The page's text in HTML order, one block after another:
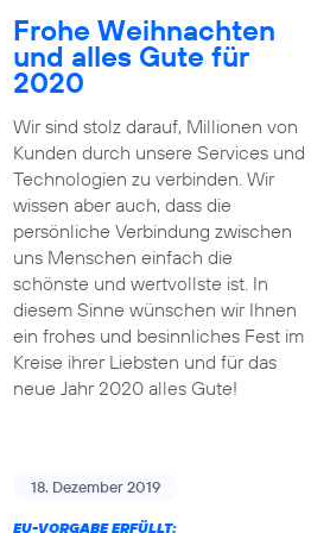
Frohe Weihnachten
und alles Gute für
2020
Wir sind stolz darauf, Millionen von
Kunden durch unsere Services und
Technologien zu verbinden. Wir
wissen aber auch, dass die
persönliche Verbindung zwischen
uns Menschen einfach die
schönste und wertvollste ist. In
diesem Sinne wünschen wir Ihnen
ein frohes und besinnliches Fest im
Kreise ihrer Liebsten und für das
neue Jahr 2020 alles Gute!
18. Dezember 2019
EU-VORGABE ERFÜLLT: